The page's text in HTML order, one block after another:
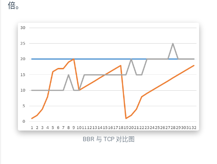
倍。
BBR 与 TCP 对比图